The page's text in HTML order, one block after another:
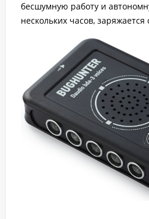
бесшумную работу и
нескольких часов, заряжается